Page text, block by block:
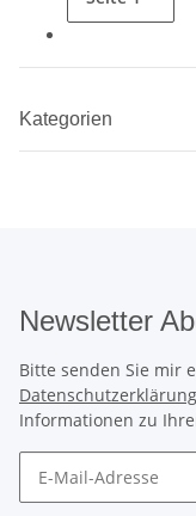
Kategorien
Newsletter
Bitte senden Sie mir
Datenschutzerklärung
Informationen zu